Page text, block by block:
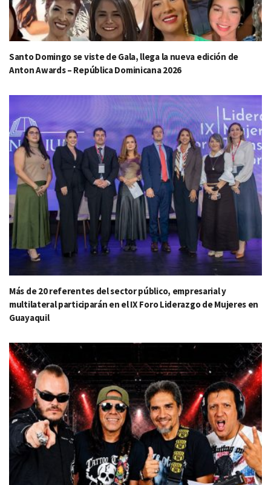
Santo Domingo se viste de Gala, llega la nueva edición de
Anton Awards – República Dominicana 2026
Más de 20 referentes del sector público, empresarial y
multilateral participarán en el IX Foro Liderazgo de Mujeres en
Guayaquil